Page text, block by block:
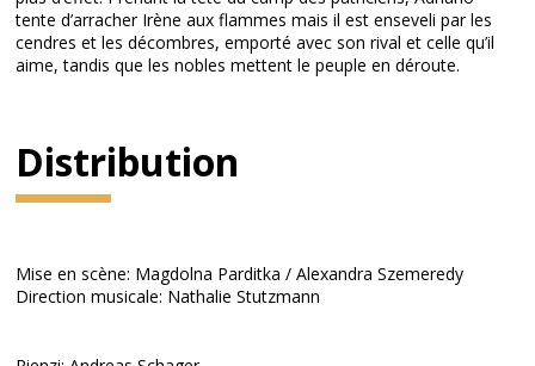
tente d’arracher Irène aux flammes mais il est enseveli par les
cendres et les décombres, emporté avec son rival et celle qu’il
aime, tandis que les nobles mettent le peuple en déroute.
Distribution
Mise en scène: Magdolna Parditka / Alexandra Szemeredy
Direction musicale: Nathalie Stutzmann